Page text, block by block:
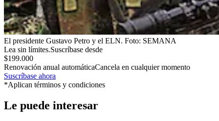
El presidente Gustavo Petro y el ELN. Foto: SEMANA
Lea sin límites.Suscríbase desde
$199.000
Renovación anual automáticaCancela en cualquier momento
Suscríbase ahora
*Aplican términos y condiciones
Le puede interesar